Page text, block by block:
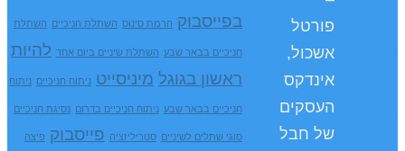
בפייסבוק הרמת סינוס השתלת חניכיים השתלת
חניכיים בבאר שבע השתלת שיניים ביום אחד להיות
ראשון בגוגל מיניסייט ניתוח חניכיים ניתוח
חניכיים בבאר שבע ניתוח חניכיים בדרום נסיגת חניכיים
סוגי שתלים לשיניים סטריליזציה פייסבוק פיצה
פורטל
אשכול,
אינדקס
העסקים
של חבל